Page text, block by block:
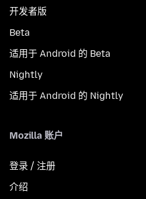
开发者版
Beta
适用于 Android 的 Beta
Nightly
适用于 Android 的 Nightly
Mozilla 账户
登录 / 注册
介绍